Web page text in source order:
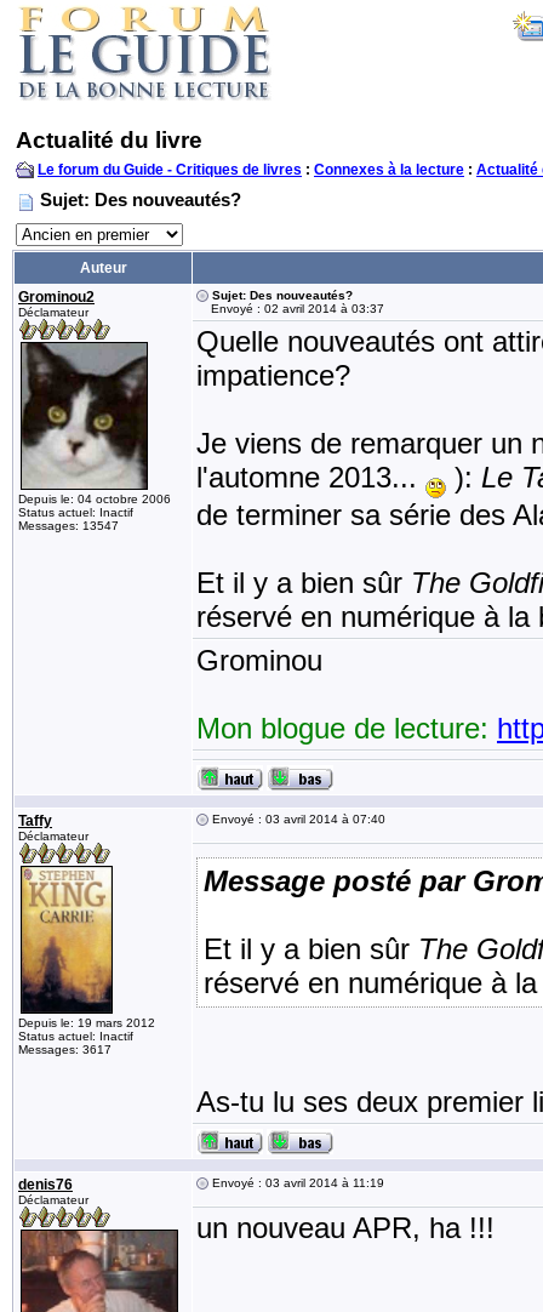
Actualité du livre
Le forum du Guide - Critiques de livres : Connexes à la lecture : Actualité
Sujet: Des nouveautés?
Auteur
Grominou2
Déclamateur
Depuis le: 04 octobre 2006
Status actuel: Inactif
Messages: 13547
Sujet: Des nouveautés?
Envoyé : 02 avril 2014 à 03:37
Quelle nouveautés ont
impatience?
Je viens de remarquer un
l'automne 2013...
): Le
de terminer sa série des
Et il y a bien sûr The
réservé en numérique à la
Grominou
Mon blogue de lecture:
Taffy
Déclamateur
Depuis le: 19 mars 2012
Status actuel: Inactif
Messages: 3617
Envoyé : 03 avril 2014 à 07:40
Message posté par
Et il y a bien sûr The
réservé en numérique à
As-tu lu ses deux premier
denis76
Déclamateur
Envoyé : 03 avril 2014 à 11:19
un nouveau APR, ha !!!